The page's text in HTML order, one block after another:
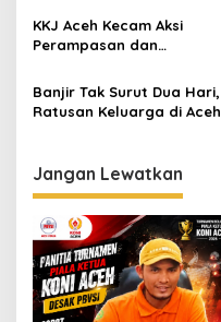
s
KKJ Aceh Kecam Aksi
Perampasan dan
Jurnalistik oleh TNI
Banjir Tak Surut Dua Hari,
Ratusan Keluarga di Aceh
Jangan Lewatkan